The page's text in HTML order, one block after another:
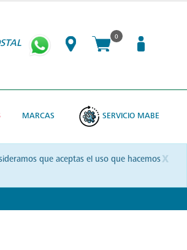
0
MARCAS SERVICIO MABE
x
que aceptas el uso que hacemos